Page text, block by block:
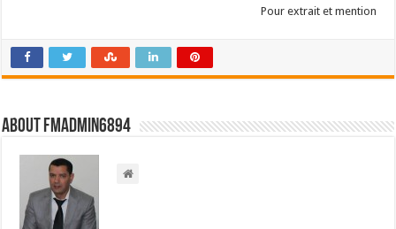
Pour extrait et mention
About FMadmin6894